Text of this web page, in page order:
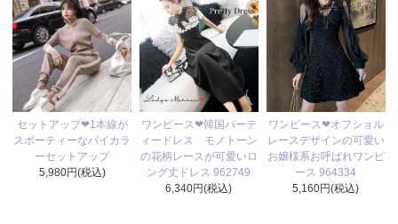
セットアップ❤1本線が
スポーティーなバイカラ
ーセットアップ
5,980円(税込)
ワンピース❤韓国パーテ
ィードレス モノトーン
の花柄レースが可愛いロ
ング丈ドレス 962749
6,340円(税込)
ワンピース❤オフショル
レースデザインの可愛い
お嬢様系お呼ばれワンピ
ース 964334
5,160円(税込)